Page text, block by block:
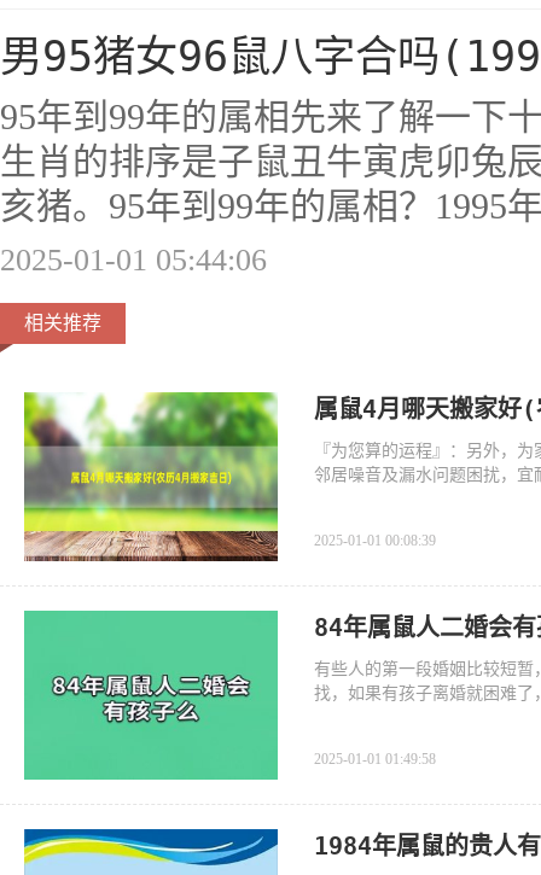
男95猪女96鼠八字合吗
95年到99年的属相先来了解一下
生肖的排序是子鼠丑牛寅虎卯兔
亥猪。95年到99年的属相？1995
2025-01-01 05:44:06
相关推荐
属鼠4月哪天搬家好
『为您算的运程』：另外，
邻居噪音及漏水问题困扰，
2025-01-01 00:08:39
84年属鼠人二婚会
有些人的第一段婚姻比较短
找，如果有孩子离婚就困难
2025-01-01 01:49:58
1984年属鼠的贵人